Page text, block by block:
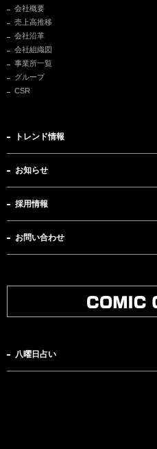
会社概要
売上高推移
会社沿革
会社組織図
事業所一覧
グループ
CSR
トレンド情報
お知らせ
採用情報
お問い合わせ
八曜日占い